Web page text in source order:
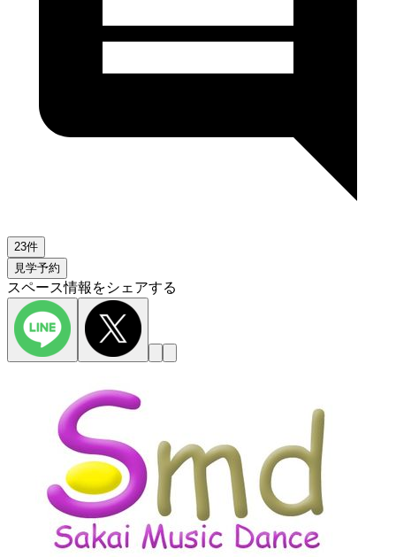
23件
見学予約
スペース情報をシェアする